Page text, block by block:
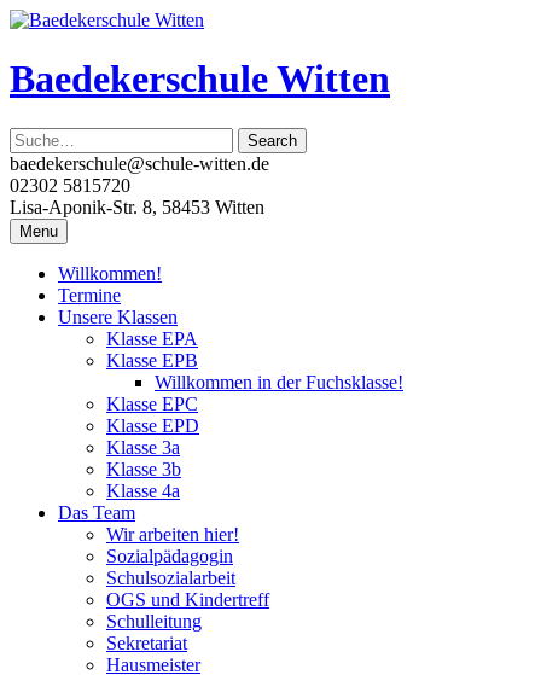
Skip
content
Baedekerschule Witten
baedekerschule@schule-witten.de
02302 5815720
Lisa-Aponik-Str. 8, 58453 Witten
Menu
Willkommen!
Termine
Unsere Klassen
Klasse EPA
Klasse EPB
Willkommen in der Fuchsklasse!
Klasse EPC
Klasse EPD
Klasse 3a
Klasse 3b
Klasse 4a
Das Team
Wir arbeiten hier!
Sozialpädagogin
Schulsozialarbeit
OGS und Kindertreff
Schulleitung
Sekretariat
Hausmeister